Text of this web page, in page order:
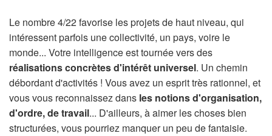
Le nombre 4/22 favorise les projets de haut niveau, qui
intéressent parfois une collectivité, un pays, voire le
monde... Votre intelligence est tournée vers des
réalisations concrètes d'intérêt universel. Un chemin
débordant d'activités ! Vous avez un esprit très rationnel, et
vous vous reconnaissez dans les notions d'organisation,
d'ordre, de travail... D'ailleurs, à aimer les choses bien
structurées, vous pourriez manquer un peu de fantaisie.